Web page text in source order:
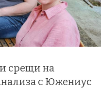
срещи на
с Южениус